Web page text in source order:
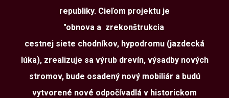
republiky. Cieľom projektu je
"obnova a zrekonštrukcia
cestnej siete chodníkov, hypodromu (jazdecká
lúka), zrealizuje sa výrub drevín, výsadby nových
stromov, bude osadený nový mobiliár a budú
vytvorené nové odpočívadlá v historickom